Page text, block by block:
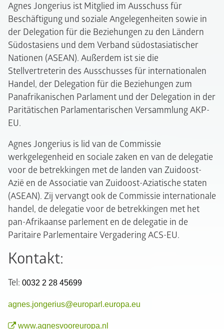
Agnes Jongerius ist Mitglied im Ausschuss für
Beschäftigung und soziale Angelegenheiten sowie in
der Delegation für die Beziehungen zu den Ländern
Südostasiens und dem Verband südostasiatischer
Nationen (ASEAN). Außerdem ist sie die
Stellvertreterin des Ausschusses für internationalen
Handel, der Delegation für die Beziehungen zum
Panafrikanischen Parlament und der Delegation in der
Paritätischen Parlamentarischen Versammlung AKP-
EU.
Agnes Jongerius is lid van de Commissie
werkgelegenheid en sociale zaken en van de delegatie
voor de betrekkingen met de landen van Zuidoost-
Azië en de Associatie van Zuidoost-Aziatische staten
(ASEAN). Zij vervangt ook de Commissie internationale
handel, de delegatie voor de betrekkingen met het
pan-Afrikaanse parlement en de delegatie in de
Paritaire Parlementaire Vergadering ACS-EU.
Kontakt:
Tel: 0032 2 28 45699
agnes.jongerius@europarl.europa.eu
www.agnesvooreuropa.nl